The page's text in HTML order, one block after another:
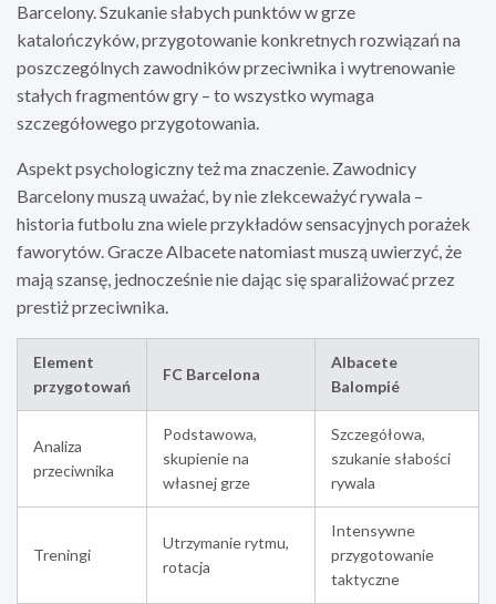
Barcelony. Szukanie słabych punktów w grze
katalończyków, przygotowanie konkretnych rozwiązań na
poszczególnych zawodników przeciwnika i wytrenowanie
stałych fragmentów gry – to wszystko wymaga
szczegółowego przygotowania.
Aspekt psychologiczny też ma znaczenie. Zawodnicy
Barcelony muszą uważać, by nie zlekceważyć rywala –
historia futbolu zna wiele przykładów sensacyjnych porażek
faworytów. Gracze Albacete natomiast muszą uwierzyć, że
mają szansę, jednocześnie nie dając się sparaliżować przez
prestiż przeciwnika.
Element
przygotowań
FC Barcelona
Albacete
Balompié
Analiza
przeciwnika
Podstawowa,
skupienie na
własnej grze
Szczegółowa,
szukanie słabości
rywala
Treningi
Utrzymanie rytmu,
rotacja
Intensywne
przygotowanie
taktyczne